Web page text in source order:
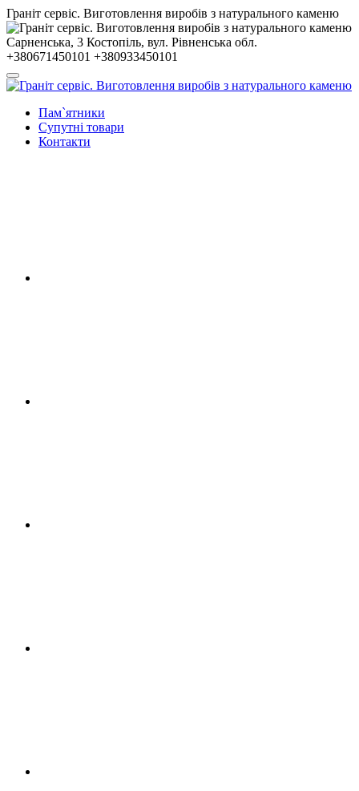
Гранiт сервiс. Виготовлення виробів з натурального каменю
Сарненська, 3 Костопiль, вул. Рiвненська обл.
+380671450101 +380933450101
Пам`ятники
Супутні товари
Контакти